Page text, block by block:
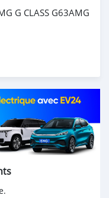
G CLASS G63AMG